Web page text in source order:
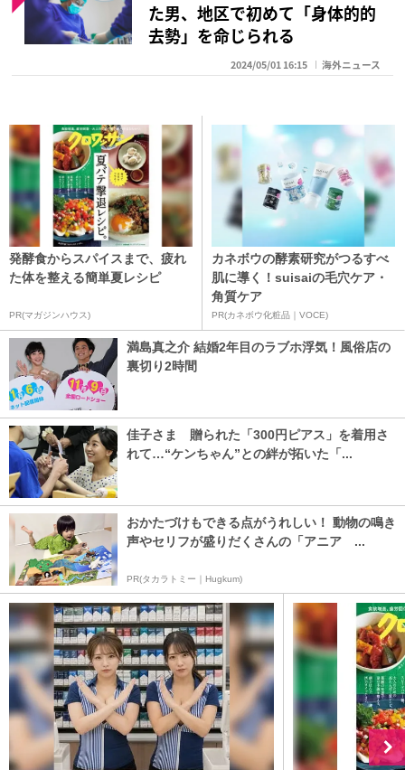
た男、地区で初めて「身体的的
去勢」を命じられる
2024/05/01 16:15 海外ニュース
発酵食からスパイスまで、疲れ
た体を整える簡単夏レシピ
PR(マガジンハウス)
カネボウの酵素研究がつるすべ
肌に導く！suisaiの毛穴ケア・
角質ケア
PR(カネボウ化粧品｜VOCE)
満島真之介 結婚2年目のラブホ浮気！風俗店の
裏切り2時間
佳子さま 贈られた「300円ピアス」を着用さ
れて…“ケンちゃん”との絆が拓いた「...
おかたづけもできる点がうれしい！ 動物の鳴き
声やセリフが盛りだくさんの「アニア ...
PR(タカラトミー｜Hugkum)